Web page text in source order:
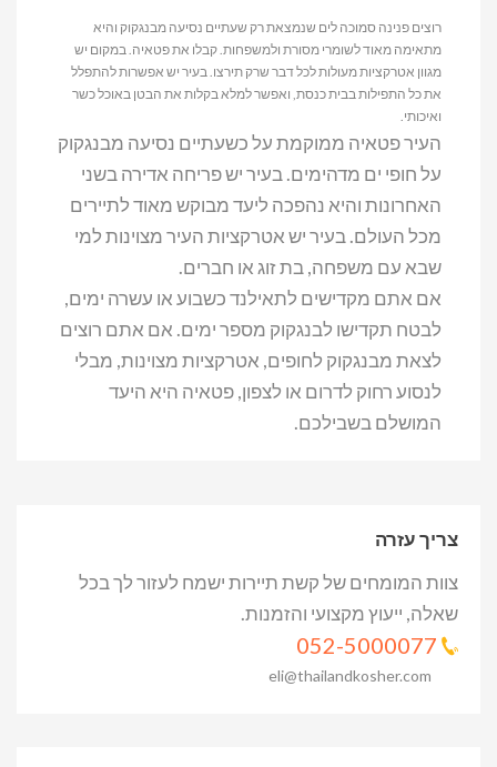
רוצים פנינה סמוכה לים שנמצאת רק שעתיים נסיעה מבנגקוק והיא
מתאימה מאוד לשומרי מסורת ולמשפחות. קבלו את פטאיה. במקום יש
מגוון אטרקציות מעולות לכל דבר שרק תירצו. בעיר יש אפשרות להתפלל
את כל התפילות בבית כנסת, ואפשר למלא בקלות את הבטן באוכל כשר
ואיכותי.
העיר פטאיה ממוקמת על כשעתיים נסיעה מבנגקוק
על חופי ים מדהימים. בעיר יש פריחה אדירה בשני
האחרונות והיא נהפכה ליעד מבוקש מאוד לתיירים
מכל העולם. בעיר יש אטרקציות העיר מצוינות למי
שבא עם משפחה, בת זוג או חברים.
אם אתם מקדישים לתאילנד כשבוע או עשרה ימים,
לבטח תקדישו לבנגקוק מספר ימים. אם אתם רוצים
לצאת מבנגקוק לחופים, אטרקציות מצוינות, מבלי
לנסוע רחוק לדרום או לצפון, פטאיה היא היעד
המושלם בשבילכם.
צריך עזרה
צוות המומחים של קשת תיירות ישמח לעזור לך בכל
שאלה, ייעוץ מקצועי והזמנות.
eli@thailandkosher.com